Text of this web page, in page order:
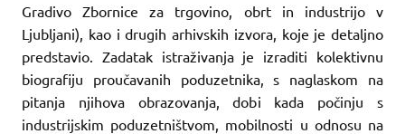
Gradivo Zbornice za trgovino, obrt in industrijo v
Ljubljani), kao i drugih arhivskih izvora, koje je detaljno
predstavio. Zadatak istraživanja je izraditi kolektivnu
biografiju proučavanih poduzetnika, s naglaskom na
pitanja njihova obrazovanja, dobi kada počinju s
industrijskim poduzetništvom, mobilnosti u odnosu na